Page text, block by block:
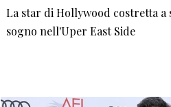
La star di Hollywood costretta a
sogno nell'Uper East Side